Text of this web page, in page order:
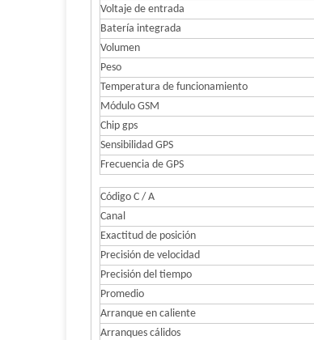
Voltaje de entrada
Batería integrada
Volumen
Peso
Temperatura de funcionamiento
Módulo GSM
Chip gps
Sensibilidad GPS
Frecuencia de GPS
Código C / A
Canal
Exactitud de posición
Precisión de velocidad
Precisión del tiempo
Promedio
Arranque en caliente
Arranques cálidos